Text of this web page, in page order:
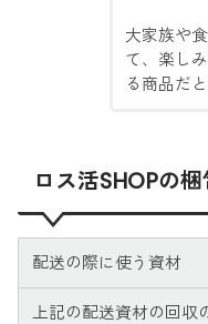
大家族や
て、楽し
る商品だ
ロス活SHOPの
配送の際に使う資材
上記の配送資材の回収